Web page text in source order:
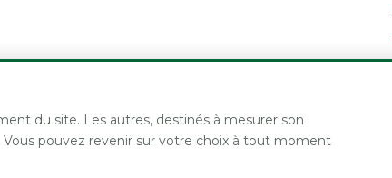
du site. Les autres, destinés à mesurer son
pouvez revenir sur votre choix à tout moment